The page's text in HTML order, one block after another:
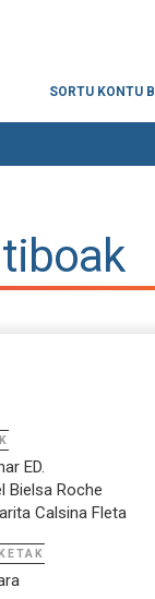
SORTU KONTU
ED.
Bielsa Roche
Calsina Fleta